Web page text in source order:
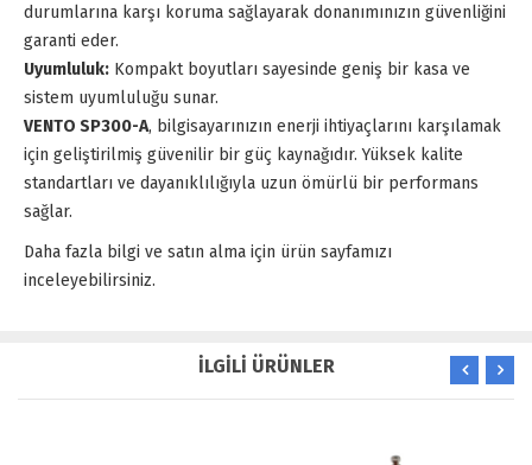
durumlarına karşı koruma sağlayarak donanımınızın güvenliğini
garanti eder.
Uyumluluk: Kompakt boyutları sayesinde geniş bir kasa ve
sistem uyumluluğu sunar.
VENTO SP300-A, bilgisayarınızın enerji ihtiyaçlarını karşılamak
için geliştirilmiş güvenilir bir güç kaynağıdır. Yüksek kalite
standartları ve dayanıklılığıyla uzun ömürlü bir performans
sağlar.
Daha fazla bilgi ve satın alma için ürün sayfamızı
inceleyebilirsiniz.
İLGİLİ ÜRÜNLER